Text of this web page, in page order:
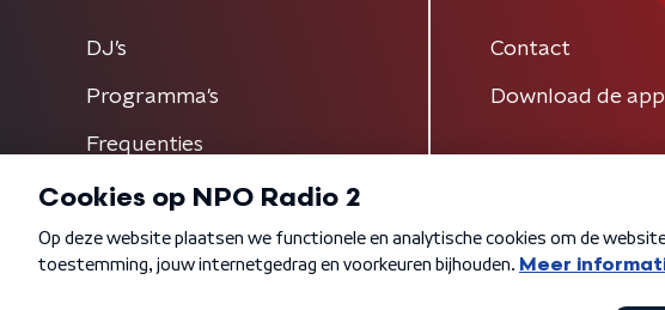
DJ’s
Programma's
Frequenties
Contact
Download de app
Algemene voorwaarden Privacybeleid